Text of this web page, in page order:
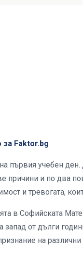
за Faktor.bg
първия учебен ден.
причини и по два
и тревогата,
в Софийската
запад от дълги
на